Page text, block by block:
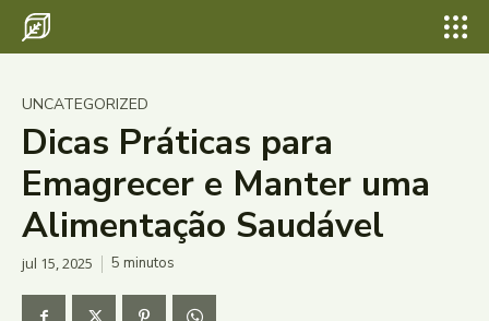
UNCATEGORIZED
Dicas Práticas para
Emagrecer e Manter uma
Alimentação Saudável
jul 15, 2025 5 minutos